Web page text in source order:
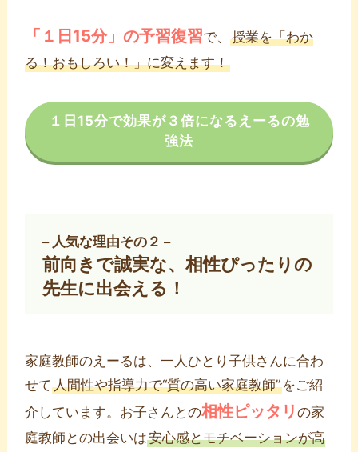
「 １ 日15分」の予習復習で、授業を「わか
る！おもしろい！」に変えます！
１日15分で効果が３倍になるえーるの勉
強法
– 人気な理由その２ –
前向きで誠実な、相性ぴったりの
先生に出会える！
家庭教師のえーるは、一人ひとり子供さんに合わ
せて人間性や指導力で“質の高い家庭教師”をご紹
介しています。お子さんとの相性ピッタリの家
庭教師との出会いは安心感とモチベーションが高